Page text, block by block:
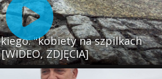
"kobiety na szpilkach
ZDJĘCIA]